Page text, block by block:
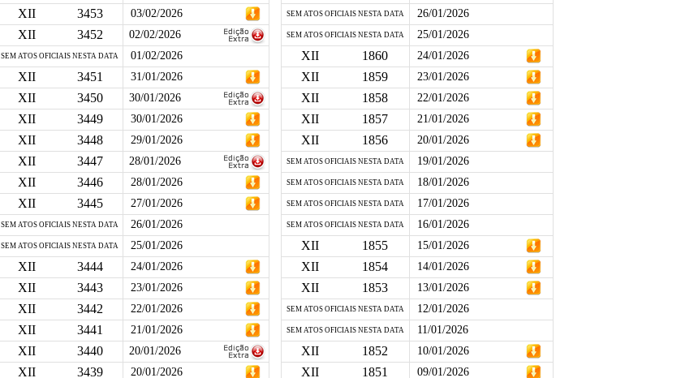
XII 3453 03/02/2026
XII 3452 02/02/2026
SEM ATOS OFICIAIS NESTA DATA 01/02/2026
XII 3451 31/01/2026
XII 3450 30/01/2026
XII 3449 30/01/2026
XII 3448 29/01/2026
XII 3447 28/01/2026
XII 3446 28/01/2026
XII 3445 27/01/2026
SEM ATOS OFICIAIS NESTA DATA 26/01/2026
SEM ATOS OFICIAIS NESTA DATA 25/01/2026
XII 3444 24/01/2026
XII 3443 23/01/2026
XII 3442 22/01/2026
XII 3441 21/01/2026
XII 3440 20/01/2026
XII 3439 20/01/2026
SEM ATOS OFICIAIS NESTA DATA 26/01/2026
SEM ATOS OFICIAIS NESTA DATA 25/01/2026
XII 1860 24/01/2026
XII 1859 23/01/2026
XII 1858 22/01/2026
XII 1857 21/01/2026
XII 1856 20/01/2026
SEM ATOS OFICIAIS NESTA DATA 19/01/2026
SEM ATOS OFICIAIS NESTA DATA 18/01/2026
SEM ATOS OFICIAIS NESTA DATA 17/01/2026
SEM ATOS OFICIAIS NESTA DATA 16/01/2026
XII 1855 15/01/2026
XII 1854 14/01/2026
XII 1853 13/01/2026
SEM ATOS OFICIAIS NESTA DATA 12/01/2026
SEM ATOS OFICIAIS NESTA DATA 11/01/2026
XII 1852 10/01/2026
XII 1851 09/01/2026